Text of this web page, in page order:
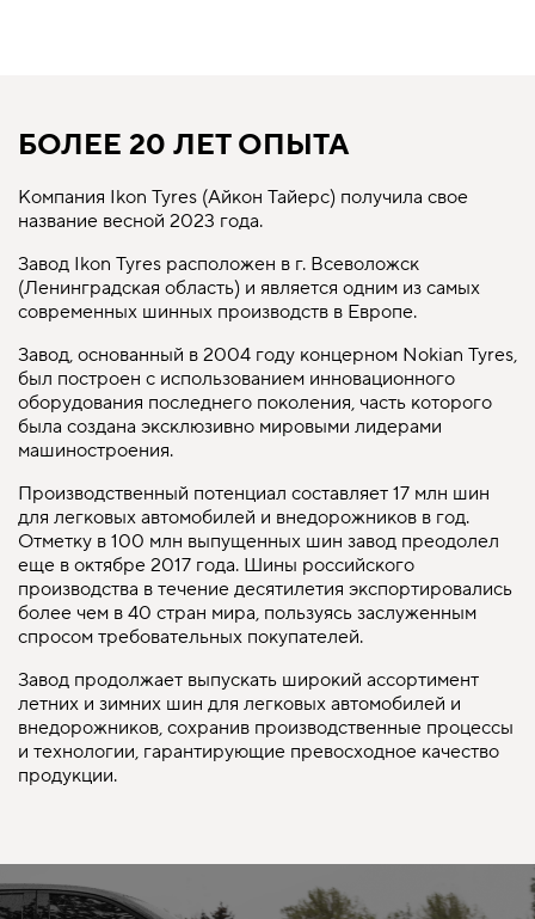
БОЛЕЕ 20 ЛЕТ ОПЫТА
Компания Ikon Tyres (Айкон Тайерс) получила свое
название весной 2023 года.
Завод Ikon Tyres расположен в г. Всеволожск
(Ленинградская область) и является одним из самых
современных шинных производств в Европе.
Завод, основанный в 2004 году концерном Nokian Tyres,
был построен c использованием инновационного
оборудования последнего поколения, часть которого
была создана эксклюзивно мировыми лидерами
машиностроения.
Производственный потенциал составляет 17 млн шин
для легковых автомобилей и внедорожников в год.
Отметку в 100 млн выпущенных шин завод преодолел
еще в октябре 2017 года. Шины российского
производства в течение десятилетия экспортировались
более чем в 40 стран мира, пользуясь заслуженным
спросом требовательных покупателей.
Завод продолжает выпускать широкий ассортимент
летних и зимних шин для легковых автомобилей и
внедорожников, сохранив производственные процессы
и технологии, гарантирующие превосходное качество
продукции.